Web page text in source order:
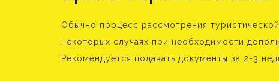
Обычно процесс рассмотрения
некоторых случаях при необходимости
Рекомендуется подавать документы за 2-3